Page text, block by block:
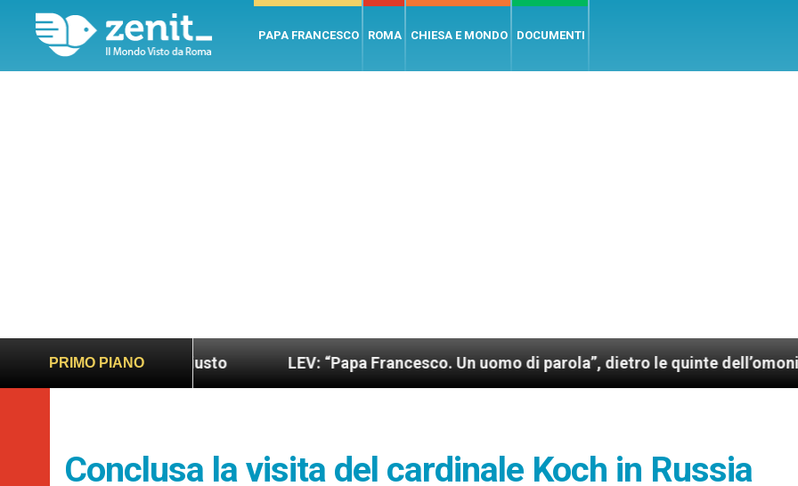
PAPA FRANCESCO ROMA CHIESA E MONDO DOCUMENTI
PRIMO PIANO
più sano e giusto LEV: “Papa Francesco. Un uomo di parola”, dietro le quinte dell’omonimo film di
Conclusa la visita del cardinale Koch in Russia